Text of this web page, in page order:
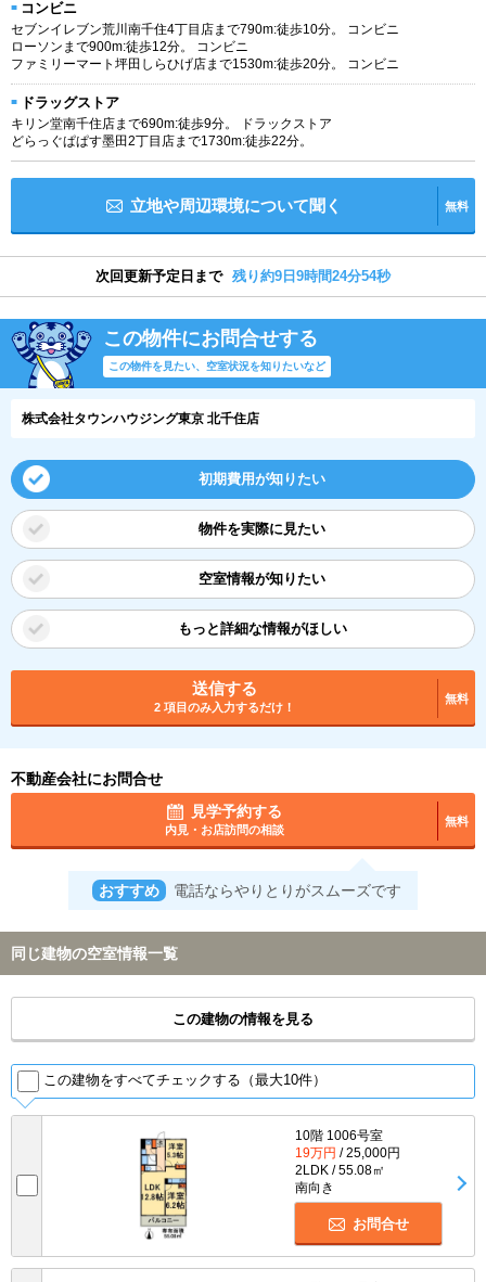
コンビニ
セブンイレブン荒川南千住4丁目店まで790m:徒歩10分。 コンビニ
ローソンまで900m:徒歩12分。 コンビニ
ファミリーマート坪田しらひげ店まで1530m:徒歩20分。 コンビニ
ドラッグストア
キリン堂南千住店まで690m:徒歩9分。 ドラックストア
どらっぐぱぱす墨田2丁目店まで1730m:徒歩22分。
立地や周辺環境について聞く 無料
次回更新予定日まで 残り約9日9時間24分53秒
この物件にお問合せする
この物件を見たい、空室状況を知りたいなど
株式会社タウンハウジング東京 北千住店
初期費用が知りたい
物件を実際に見たい
空室情報が知りたい
もっと詳細な情報がほしい
送信する
2 項目のみ入力するだけ！
無料
不動産会社にお問合せ
見学予約する
内見・お店訪問の相談
無料
おすすめ 電話ならやりとりがスムーズです
同じ建物の空室情報一覧
この建物の情報を見る
この建物をすべてチェックする（最大10件）
10階 1006号室
19万円 / 25,000円
2LDK / 55.08㎡
南向き
お問合せ